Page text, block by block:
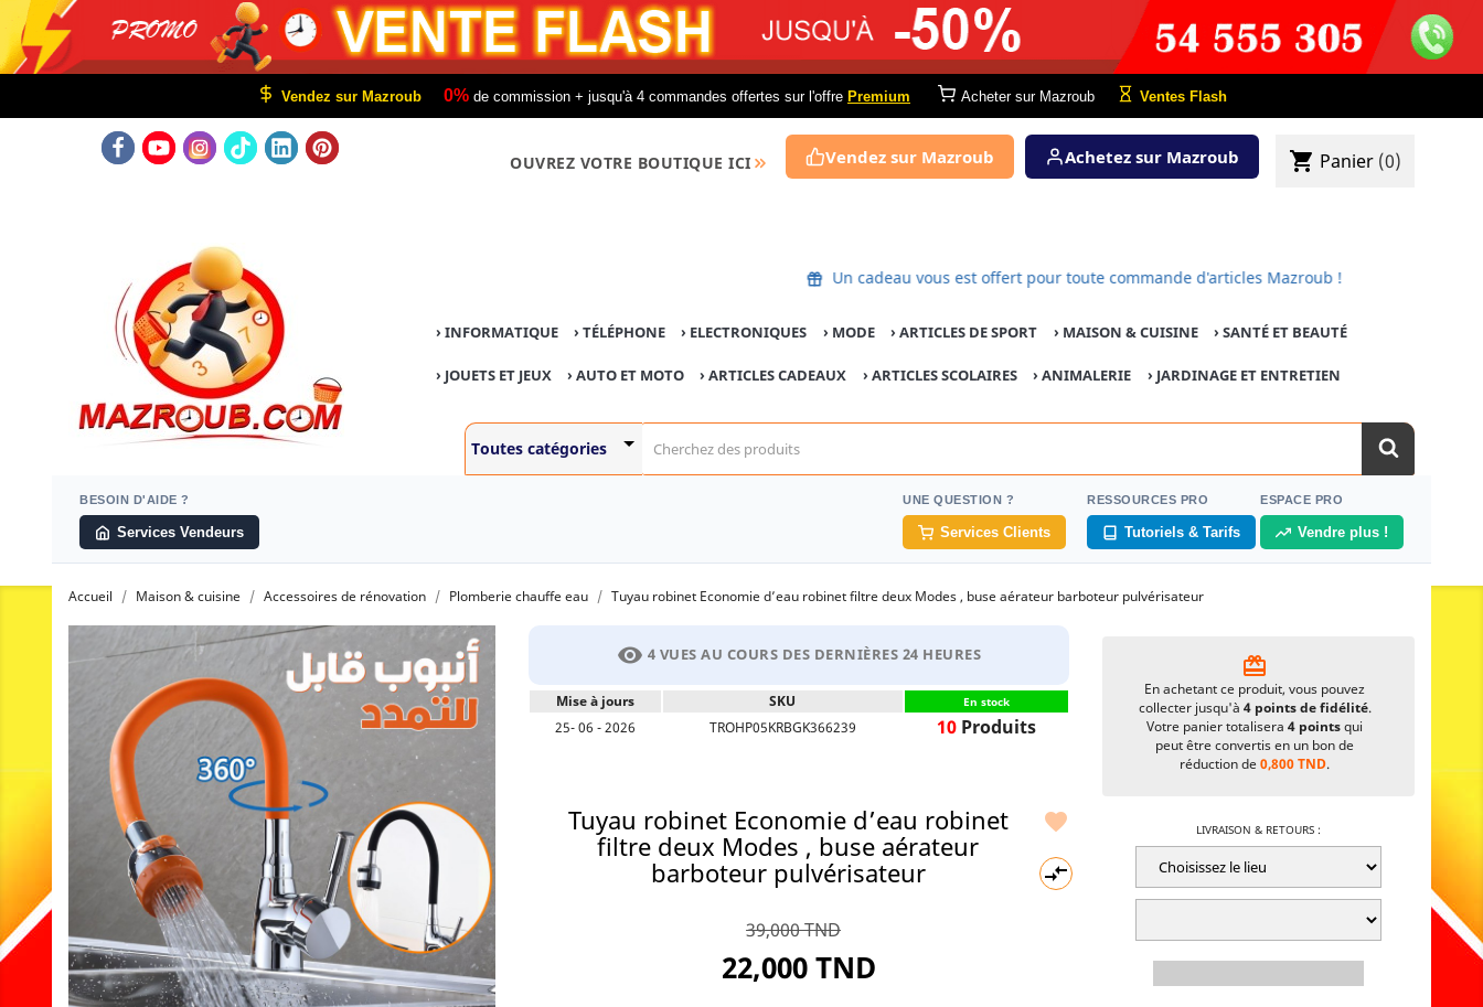
Vendez sur Mazroub 0% de commission + jusqu'à 4 commandes offertes sur l'offre Premium Acheter sur Mazroub Ventes Flash
OUVREZ VOTRE BOUTIQUE ICI Vendez sur Mazroub Achetez sur Mazroub shopping_cart Panier (0)
Un cadeau vous est offert pour toute commande d'articles Mazroub !
› INFORMATIQUE ›TÉLÉPHONE › ELECTRONIQUES › MODE ›ARTICLES DE SPORT › MAISON & CUISINE › SANTÉ ET BEAUTÉ
› JOUETS ET JEUX ›AUTO ET MOTO › ARTICLES CADEAUX › ARTICLES SCOLAIRES ›ANIMALERIE › JARDINAGE ET ENTRETIEN
BESOIN D'AIDE ?
Services Vendeurs
UNE QUESTION ?
Services Clients
RESSOURCES PRO
Tutoriels & Tarifs
ESPACE PRO
Vendre plus !
Accueil Maison & cuisine Accessoires de rénovation Plomberie chauffe eau Tuyau robinet Economie d’eau robinet filtre deux Modes , buse aérateur barboteur pulvérisateur
visibility 4 VUES AU COURS DES DERNIÈRES 24 HEURES
Mise à jours SKU En stock
25- 06 - 2026 TROHP05KRBGK366239 10Produits


Tuyau robinet Economie d’eau robinet
filtre deux Modes , buse aérateur
barboteur pulvérisateur
39,000 TND
22,000 TND
card_giftcard
En achetant ce produit, vous pouvez
collecter jusqu'à 4points de fidélité.
Votre panier totalisera4 pointsqui
peut être convertis en un bon de
réduction de0,800 TND.
LIVRAISON & RETOURS :